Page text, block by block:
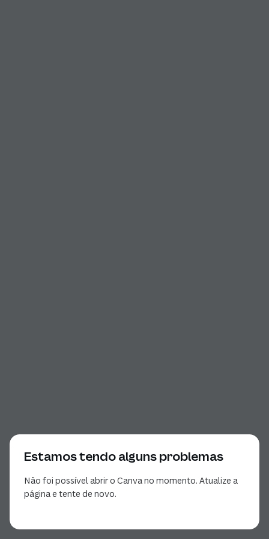
Estamos tendo alguns problemas
Não foi possível abrir o Canva no momento. Atualize a
página e tente de novo.